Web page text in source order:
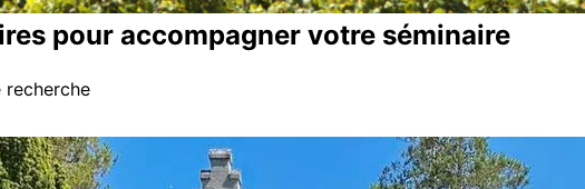
pour accompagner votre séminaire